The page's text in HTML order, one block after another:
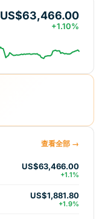
US$63,466.00
+1.10%
查看全部 →
US$63,466.00
+1.1%
US$1,881.80
+1.9%